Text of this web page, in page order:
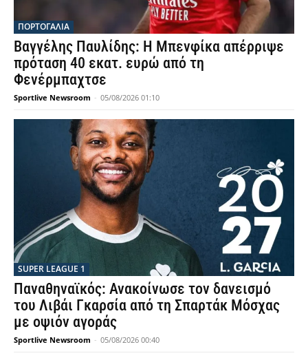
ΠΟΡΤΟΓΑΛΙΑ
Βαγγέλης Παυλίδης: Η Μπενφίκα απέρριψε
πρόταση 40 εκατ. ευρώ από τη
Φενέρμπαχτσε
Sportlive Newsroom - 05/08/2026 01:10
SUPER LEAGUE 1
Παναθηναϊκός: Ανακοίνωσε τον δανεισμό
του Λιβάι Γκαρσία από τη Σπαρτάκ Μόσχας
με οψιόν αγοράς
Sportlive Newsroom - 05/08/2026 00:40